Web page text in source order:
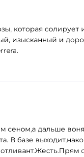
которая
изысканный и
сеном,а дальше
В базе